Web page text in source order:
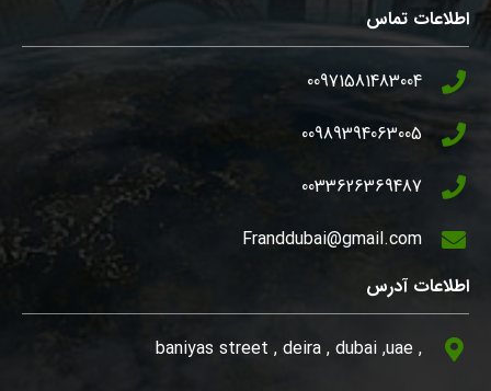
اطلاعات تماس
00971581483004
00989394063005
0033626369487
Franddubai@gmail.com
اطلاعات آدرس
, baniyas street , deira , dubai ,uae